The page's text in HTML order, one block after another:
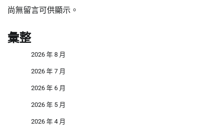
尚無留言可供顯示。
彙整
2026 年 8 月
2026 年 7 月
2026 年 6 月
2026 年 5 月
2026 年 4 月